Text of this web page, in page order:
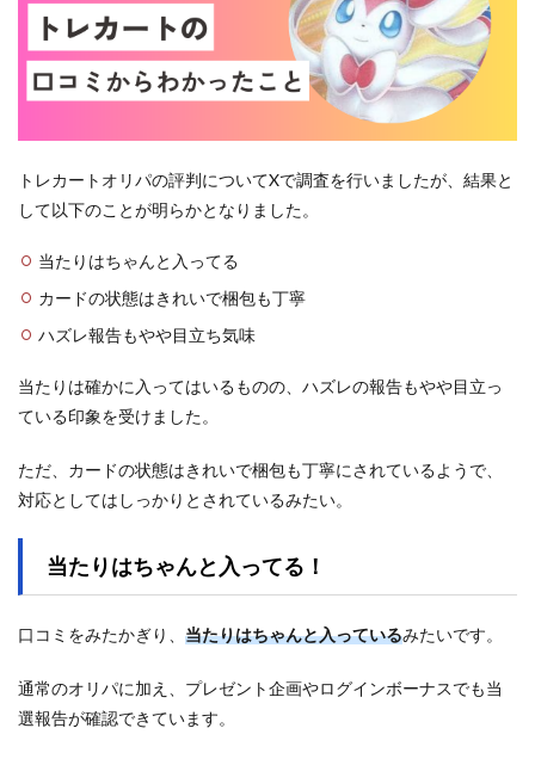
トレカートオリパの評判についてXで調査を行いましたが、結果と
して以下のことが明らかとなりました。
当たりはちゃんと入ってる
カードの状態はきれいで梱包も丁寧
ハズレ報告もやや目立ち気味
当たりは確かに入ってはいるものの、ハズレの報告もやや目立っ
ている印象を受けました。
ただ、カードの状態はきれいで梱包も丁寧にされているようで、
対応としてはしっかりとされているみたい。
当たりはちゃんと入ってる！
口コミをみたかぎり、 当たりはちゃんと入っているみたいです。
通常のオリパに加え、プレゼント企画やログインボーナスでも当
選報告が確認できています。